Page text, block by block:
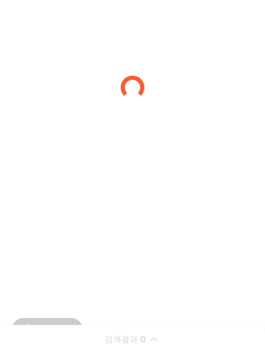
검색결과 0